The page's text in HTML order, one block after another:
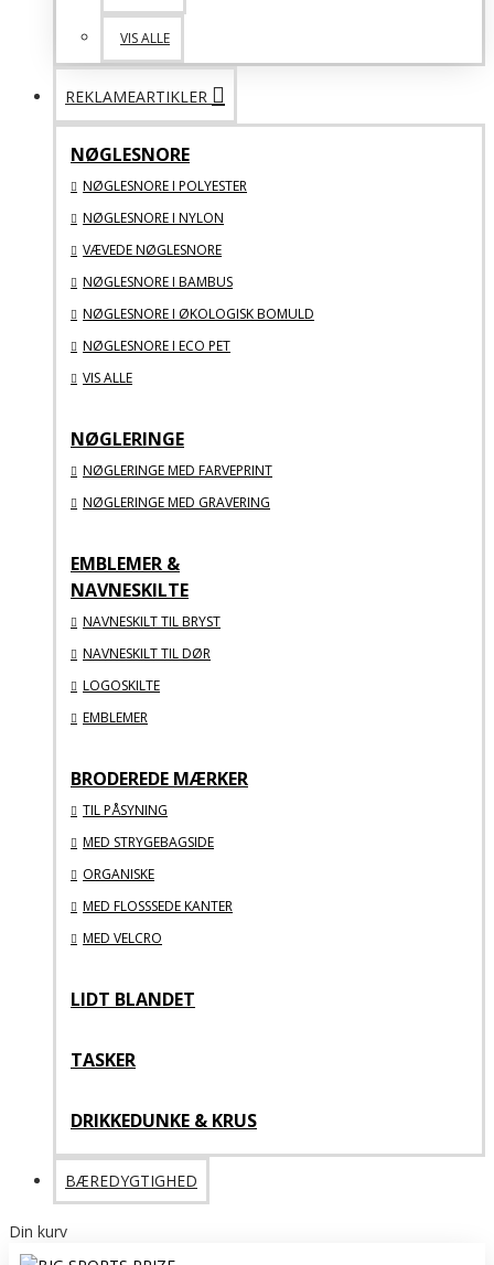
VIS ALLE
REKLAMEARTIKLER
NØGLESNORE
NØGLESNORE I POLYESTER
NØGLESNORE I NYLON
VÆVEDE NØGLESNORE
NØGLESNORE I BAMBUS
NØGLESNORE I ØKOLOGISK BOMULD
NØGLESNORE I ECO PET
VIS ALLE
NØGLERINGE
NØGLERINGE MED FARVEPRINT
NØGLERINGE MED GRAVERING
EMBLEMER &
NAVNESKILTE
NAVNESKILT TIL BRYST
NAVNESKILT TIL DØR
LOGOSKILTE
EMBLEMER
BRODEREDE MÆRKER
TIL PÅSYNING
MED STRYGEBAGSIDE
ORGANISKE
MED FLOSSSEDE KANTER
MED VELCRO
LIDT BLANDET
TASKER
DRIKKEDUNKE & KRUS
BÆREDYGTIGHED
Din kurv